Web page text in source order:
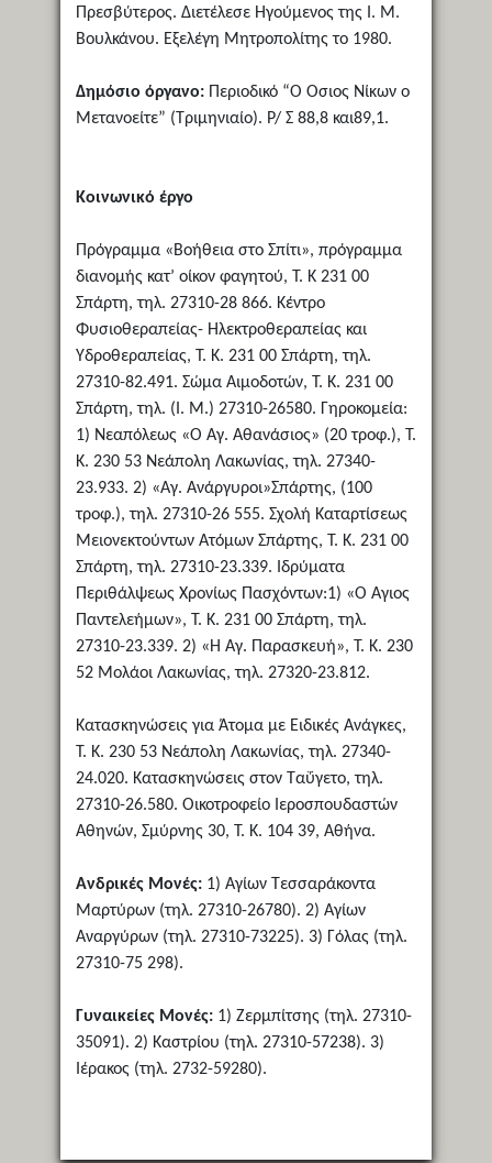
Πρεσβύτερος. Διετέλεσε Ηγούμενος της Ι. Μ.
Βουλκάνου. Εξελέγη Μητροπολίτης το 1980.
Δημόσιο όργανο:Περιοδικό “Ο Όσιος Νίκων ο
Μετανοείτε” (Τριμηνιαίο). Ρ/ Σ 88,8 και89,1.
Κοινωνικό έργο
Πρόγραμμα «Βοήθεια στο Σπίτι», πρόγραμμα
διανομής κατ’ οίκον φαγητού, Τ. Κ 231 00
Σπάρτη, τηλ. 27310-28 866. Κέντρο
Φυσιοθεραπείας- Ηλεκτροθεραπείας και
Υδροθεραπείας, Τ. Κ. 231 00 Σπάρτη, τηλ.
27310-82.491. Σώμα Αιμοδοτών, Τ. Κ. 231 00
Σπάρτη, τηλ. (Ι. Μ.) 27310-26580. Γηροκομεία:
1) Νεαπόλεως «Ο Αγ. Αθανάσιος» (20 τροφ.), Τ.
Κ. 230 53 Νεάπολη Λακωνίας, τηλ. 27340-
23.933. 2) «Αγ. Ανάργυροι»Σπάρτης, (100
τροφ.), τηλ. 27310-26 555. Σχολή Καταρτίσεως
Μειονεκτούντων Ατόμων Σπάρτης, Τ. Κ. 231 00
Σπάρτη, τηλ. 27310-23.339. Ιδρύματα
Περιθάλψεως Χρονίως Πασχόντων:1) «Ο Άγιος
Παντελεήμων», Τ. Κ. 231 00 Σπάρτη, τηλ.
27310-23.339. 2) «Η Αγ. Παρασκευή», Τ. Κ. 230
52 Μολάοι Λακωνίας, τηλ. 27320-23.812.
Κατασκηνώσεις για Άτομα με Ειδικές Ανάγκες,
Τ. Κ. 230 53 Νεάπολη Λακωνίας, τηλ. 27340-
24.020. Κατασκηνώσεις στον Ταΰγετο, τηλ.
27310-26.580. Οικοτροφείο Ιεροσπουδαστών
Αθηνών, Σμύρνης 30, Τ. Κ. 104 39, Αθήνα.
Ανδρικές Μονές:1) Αγίων Τεσσαράκοντα
Μαρτύρων (τηλ. 27310-26780). 2) Αγίων
Αναργύρων (τηλ. 27310-73225). 3) Γόλας (τηλ.
27310-75 298).
Γυναικείες Μονές:1) Ζερμπίτσης (τηλ. 27310-
35091). 2) Καστρίου (τηλ. 27310-57238). 3)
Ιέρακος (τηλ. 2732-59280).